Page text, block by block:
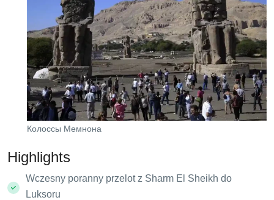
Колоссы Мемнона
Highlights
Wczesny poranny przelot z Sharm El Sheikh do
Luksoru